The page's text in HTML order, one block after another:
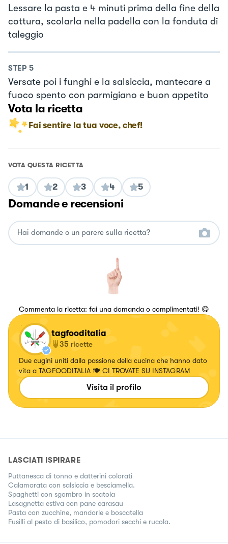
Lessare la pasta e 4 minuti prima della fine della
cottura, scolarla nella padella con la fonduta di
taleggio
STEP 5
Versate poi i funghi e la salsiccia, mantecare a
fuoco spento con parmigiano e buon appetito
Vota la ricetta
Fai sentire la tua voce, chef!
VOTA QUESTA RICETTA
1 2 3 4 5
Domande e recensioni
Commenta la ricetta: fai una domanda o complimentati! 😋
tagfooditalia
35 ricette
Due cugini uniti dalla passione della cucina che hanno dato
vita a TAGFOODITALIA 🍽 CI TROVATE SU INSTAGRAM
Visita il profilo
LASCIATI ISPIRARE
Puttanesca di tonno e datterini colorati
Calamarata con salsiccia e besciamella.
Spaghetti con sgombro in scatola
Lasagnetta estiva con pane carasau
Pasta con zucchine, mandorle e boscatella
Fusilli al pesto di basilico, pomodori secchi e rucola.